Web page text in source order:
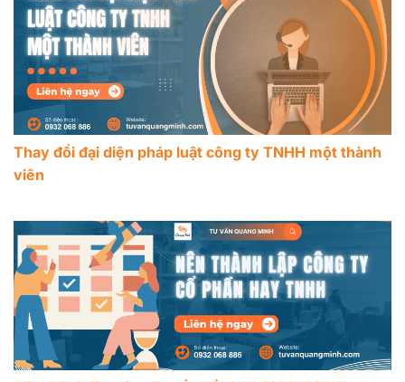
Thay đổi đại diện pháp luật công ty TNHH một thành
viên